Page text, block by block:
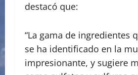
destacó que:
“La gama de ingredientes
se ha identificado en la
impresionante, y sugiere